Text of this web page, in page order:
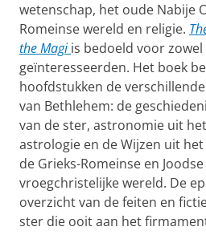
wetenschap, het oude Nabije
Romeinse wereld en religie.
the Magi is bedoeld voor
geïnteresseerden. Het boek
hoofdstukken de
van Bethlehem: de
van de ster, astronomie uit
astrologie en de Wijzen uit
de Grieks-Romeinse en
vroegchristelijke wereld. De
overzicht van de feiten en
ster die ooit aan het